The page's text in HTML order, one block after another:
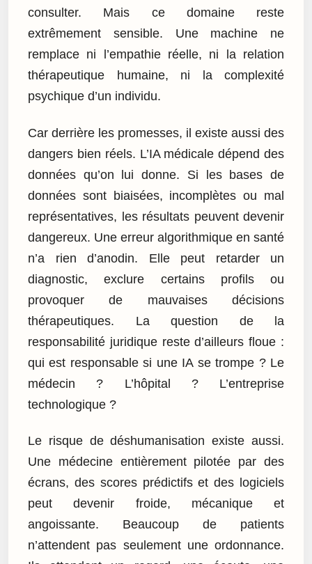
consulter. Mais ce domaine reste
extrêmement sensible. Une machine ne
remplace ni l’empathie réelle, ni la relation
thérapeutique humaine, ni la complexité
psychique d’un individu.
Car derrière les promesses, il existe aussi des
dangers bien réels. L’IA médicale dépend des
données qu’on lui donne. Si les bases de
données sont biaisées, incomplètes ou mal
représentatives, les résultats peuvent devenir
dangereux. Une erreur algorithmique en santé
n’a rien d’anodin. Elle peut retarder un
diagnostic, exclure certains profils ou
provoquer de mauvaises décisions
thérapeutiques. La question de la
responsabilité juridique reste d’ailleurs floue :
qui est responsable si une IA se trompe ? Le
médecin ? L’hôpital ? L’entreprise
technologique ?
Le risque de déshumanisation existe aussi.
Une médecine entièrement pilotée par des
écrans, des scores prédictifs et des logiciels
peut devenir froide, mécanique et
angoissante. Beaucoup de patients
n’attendent pas seulement une ordonnance.